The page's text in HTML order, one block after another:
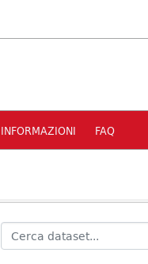
INFORMAZIONI FAQ